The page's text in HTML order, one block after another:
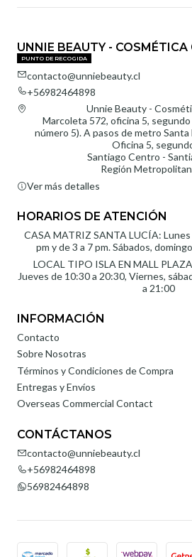
UNNIE BEAUTY - COSMÉTICA
PUNTO DE RECOGIDA
contacto@unniebeauty.cl
+56982464898
Unnie Beauty -
Marcoleta 572, oficina 5,
número 5). A pasos de metro Santa
Oficina 5,
Santiago Centro -
Región
Ver más detalles
HORARIOS DE ATENCIÓN
CASA MATRIZ SANTA LUCÍA: Lunes
pm y de 3 a 7 pm. Sábados,
LOCAL TIPO ISLA EN MALL
Jueves de 10:30 a 20:30, Viernes,
a 21:00
INFORMACIÓN
Contacto
Sobre Nosotras
Términos y Condiciones de Compra
Entregas y Envíos
Overseas Commercial Contact
CONTÁCTANOS
contacto@unniebeauty.cl
+56982464898
56982464898